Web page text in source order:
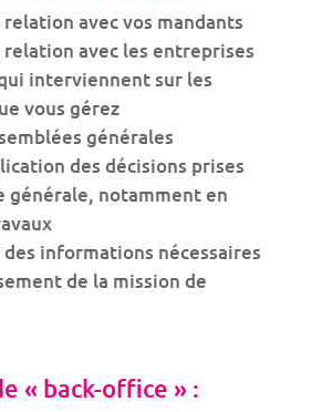
avec vos mandants
relation avec les entreprises
interviennent sur les
vous gérez
générales
des décisions prises
générale, notamment en
informations nécessaires
de la mission de
« back-office » :